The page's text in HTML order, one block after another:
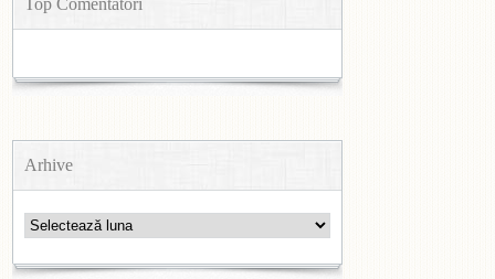
Top Comentatori
Arhive
Arhive